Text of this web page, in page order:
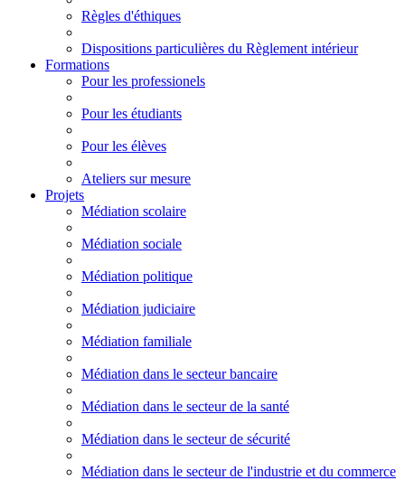
Règles d'éthiques
Dispositions particulières du Règlement intérieur
Formations
Pour les professionels
Pour les étudiants
Pour les élèves
Ateliers sur mesure
Projets
Médiation scolaire
Médiation sociale
Médiation politique
Médiation judiciaire
Médiation familiale
Médiation dans le secteur bancaire
Médiation dans le secteur de la santé
Médiation dans le secteur de sécurité
Médiation dans le secteur de l'industrie et du commerce